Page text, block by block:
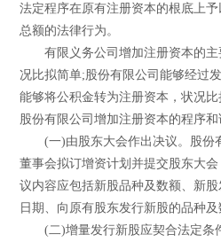
法定程序在原有注册资本的根底上
总额的法律行为。
有限义务公司增加注册资本的主
况比拟简单;股份有限公司能够经过
能够将公积金转为注册资本，状况
股份有限公司增加注册资本的程序和
(一)由股东大会作出决议。股份
董事会拟订增资计划并提交股东大
议内容应包括新股品种及数额、新
日期、向原有股东发行新股的品种及
(二)增量发行新股应契合法定条